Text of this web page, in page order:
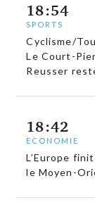
18:54
SPORTS
Cyclisme/
Le Court-
Reusser
18:42
ECONOMIE
L’Europe
le Moyen-